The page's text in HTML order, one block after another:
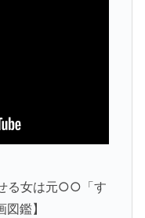
る女は元○○「す
鑑】